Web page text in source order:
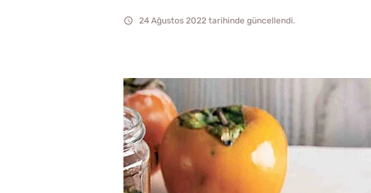
24 Ağustos 2022 tarihinde güncellendi.